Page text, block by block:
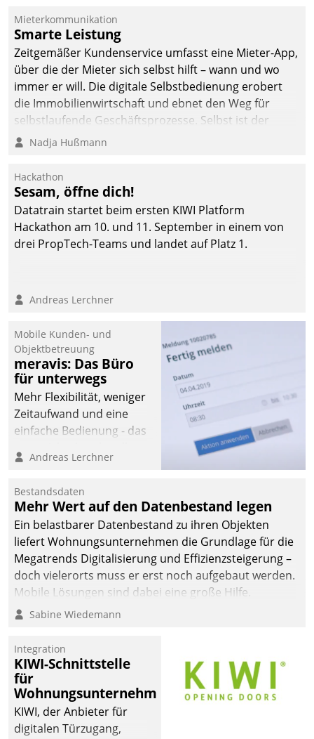
Mieterkommunikation
Smarte Leistung
Zeitgemäßer Kundenservice umfasst eine Mieter-App,
über die der Mieter sich selbst hilft – wann und wo
immer er will. Die digitale Selbstbedienung erobert
die Immobilienwirtschaft und ebnet den Weg für
selbstlaufende Geschäftsprozesse. Selbst ist der
Kunde und smart der Serviceanbieter.
Nadja Hußmann
Hackathon
Sesam, öffne dich!
Datatrain startet beim ersten KIWI Platform
Hackathon am 10. und 11. September in einem von
drei PropTech-Teams und landet auf Platz 1.
Andreas Lerchner
Mobile Kunden- und
Objektbetreuung
meravis: Das Büro
für unterwegs
Mehr Flexibilität, weniger
Zeitaufwand und eine
einfache Bedienung - das
Cockpit für mobile
Datatrain. Die meravis
Wohnungsbau- und
Immobilien GmbH hat
sich dabei für den Betrieb
der Lösung über die SAP
Cloud Platform
entschieden - als erstes
Unternehmen am
Andreas Lerchner
Bestandsdaten
Mehr Wert auf den Datenbestand legen
Ein belastbarer Datenbestand zu ihren Objekten
liefert Wohnungsunternehmen die Grundlage für die
Megatrends Digitalisierung und Effizienzsteigerung –
doch vielerorts muss er erst noch aufgebaut werden.
Mobile Lösungen sind dabei eine große Hilfe.
Sabine Wiedemann
Integration
KIWI-Schnittstelle
für
Wohnungsunternehmen
KIWI, der Anbieter für
digitalen Türzugang,